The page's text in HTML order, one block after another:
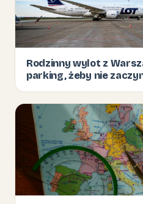
Rodzinny wylot z
parking, żeby nie